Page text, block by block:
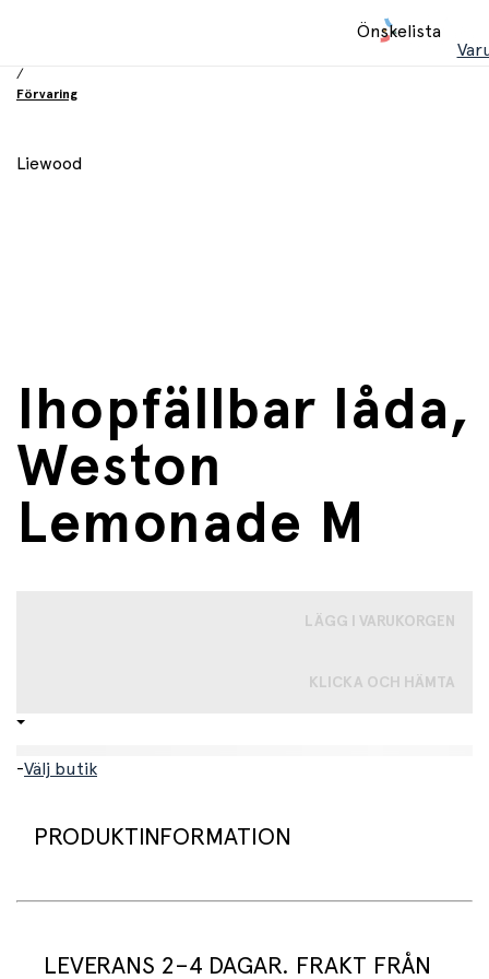
Önskelista
/
Förvaring
Liewood
Ihopfällbar låda,
Weston
Lemonade M
LÄGG I VARUKORGEN
KLICKA OCH HÄMTA
-Välj butik
PRODUKTINFORMATION
Få ordning och reda med denna praktiska förvaringslåda!
LEVERANS 2–4 DAGAR. FRAKT FRÅN